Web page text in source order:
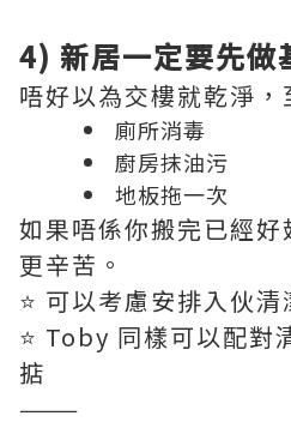
4) 新居一定要先做
唔好以為交樓就乾淨，
廁所消毒
廚房抹油污
地板拖一次
如果唔係你搬完已經
更辛苦。
⭐️ 可以考慮安排入伙清
⭐️ Toby 同樣可以配對
掂
———